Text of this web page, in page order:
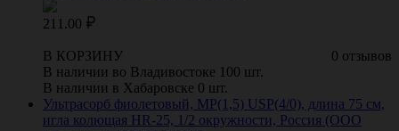
211.00
0 отзывов
В КОРЗИНУ
В наличии во Владивостоке 100 шт.
В наличии в Хабаровске 0 шт.
Ультрасорб фиолетовый, МР(1,5) USP(4/0), длина 75 см,
игла колющая HR-25, 1/2 окружности, Россия (ООО